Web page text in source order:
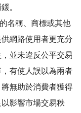
。
名稱、商標或其他
網路使用者更充分
並未違反公平交易
有使人誤以為兩者
無助於消費者獲得
影響市場交易秩